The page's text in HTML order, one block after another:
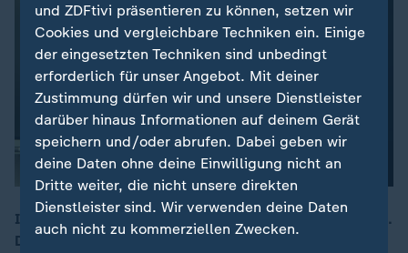
In Berlin wird heute der Deutsche Schulpreis verliehen.
Damit werden sowohl staatliche als auch private
und ZDFtivi präsentieren zu können, setzen wir
Cookies und vergleichbare Techniken ein. Einige
der eingesetzten Techniken sind unbedingt
erforderlich für unser Angebot. Mit deiner
Zustimmung dürfen wir und unsere Dienstleister
darüber hinaus Informationen auf deinem Gerät
speichern und/oder abrufen. Dabei geben wir
deine Daten ohne deine Einwilligung nicht an
Dritte weiter, die nicht unsere direkten
Dienstleister sind. Wir verwenden deine Daten
auch nicht zu kommerziellen Zwecken.